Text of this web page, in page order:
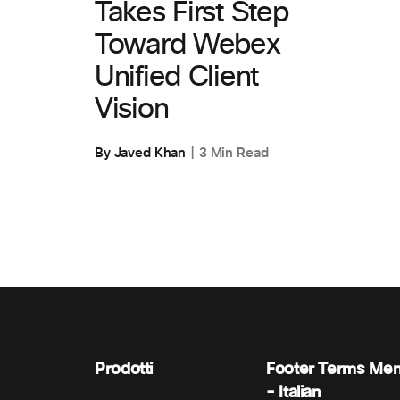
Takes First Step
Toward Webex
Unified Client
Vision
By Javed Khan 3 Min Read
Prodotti
Footer Terms
- Italian